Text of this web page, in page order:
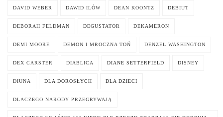
DAVID WEBER DAWID ILÓW DEAN KOONTZ DEBIUT
DEBORAH FELDMAN DEGUSTATOR DEKAMERON
DEMI MOORE DEMON I MROCZNA TOŃ DENZEL WASHINGTON
DEX CARSTER DIABLICA DIANE SETTERFIELD DISNEY
DIUNA DLA DOROSŁYCH DLA DZIECI
DLACZEGO NARODY PRZEGRYWAJĄ